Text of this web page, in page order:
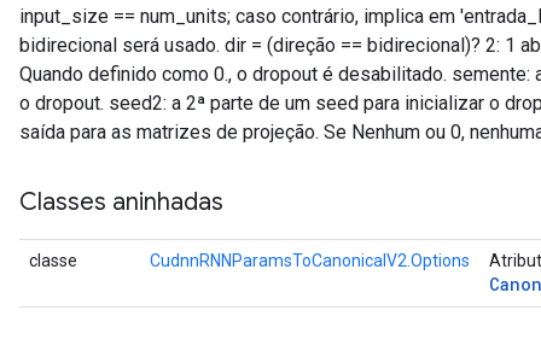
input_size == num_units; caso contrário, implica em
bidirecional será usado. dir = (direção == bidirecional)? 2: 1
Quando definido como 0., o dropout é desabilitado. semente:
o dropout. seed2: a 2ª parte de um seed para inicializar o
saída para as matrizes de projeção. Se Nenhum ou 0,
Classes aninhadas
classe CudnnRNNParamsToCanonicalV2.Options